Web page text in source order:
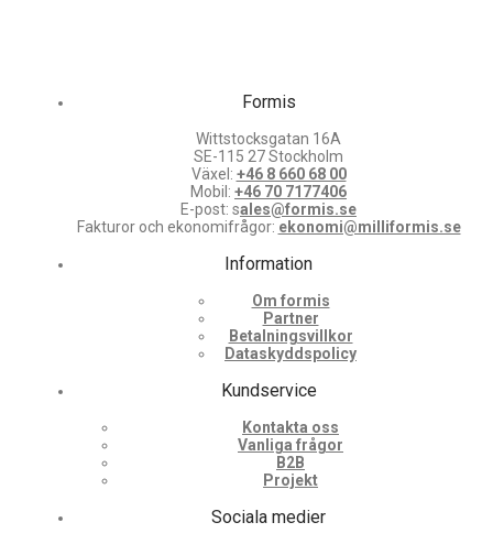
Formis
Wittstocksgatan 16A
SE-115 27 Stockholm
Växel: +46 8 660 68 00
Mobil: +46 70 7177406
E-post: sales@formis.se
Fakturor och ekonomifrågor: ekonomi@milliformis.se
Information
Om formis
Partner
Betalningsvillkor
Dataskyddspolicy
Kundservice
Kontakta oss
Vanliga frågor
B2B
Projekt
Sociala medier